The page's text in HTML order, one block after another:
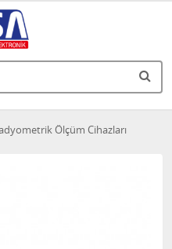
Ölçüm Cihazları